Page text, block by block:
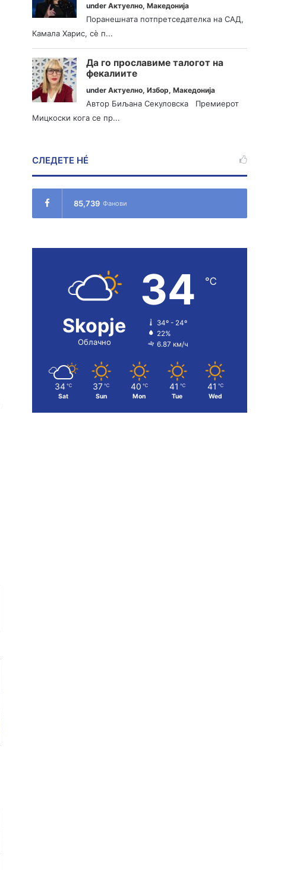
underАктуелно,Македонија
Поранешната потпретседателка на САД,
Камала Харис, сè п...
Да го прославиме талогот на
фекалиите
underАктуелно,Избор,Македонија
Автор Биљана Секуловска Премиерот
Мицкоски кога се пр...
СЛЕДЕТЕ НÉ
85,739 Фанови
Skopje
Облачно
34 ℃
34º - 24º
22%
6.87 км/ч
34 ℃
Sat
37 ℃
Sun
40 ℃
Mon
41 ℃
Tue
41 ℃
Wed